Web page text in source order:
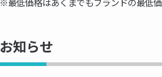
お知らせ